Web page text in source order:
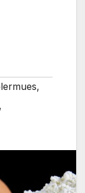
,
,